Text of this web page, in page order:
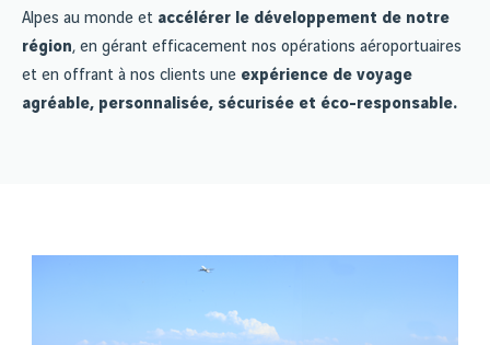
Alpes au monde et accélérer le développement de notre
région, en gérant efficacement nos opérations aéroportuaires
et en offrant à nos clients une expérience de voyage
agréable, personnalisée, sécurisée et éco-responsable.